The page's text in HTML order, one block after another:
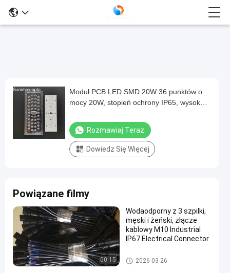
Moduł
PCB
LED
SMD
o
mocy
20W,
stopień
ochrony
IP65,
Moduł PCB LED SMD 20W 36 punktów o
mocy 20W, stopień ochrony IP65, wysoka
zewnętrznego
Rozmawiaj Teraz.
Dowiedz Się Więcej
Powiązane filmy
00:15
Wodaodporny z 3 szpilki,
męski i żeński, złącze
kablowy M10 Industrial
IP67 Electrical Connector
Komponenty oświetlenia ulicz
nego LED
2026-03-26